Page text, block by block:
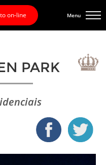
on-line Menu
PARK